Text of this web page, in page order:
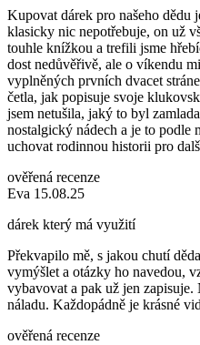
Kupovat dárek pro našeho dědu
klasicky nic nepotřebuje, on už
touhle knížkou a trefili jsme
dost nedůvěřivě, ale o víkendu
vyplněných prvních dvacet
četla, jak popisuje svoje
jsem netušila, jaký to byl
nostalgický nádech a je to podle
uchovat rodinnou historii pro
ověřená recenze
Eva 15.08.25
dárek který má využití
Překvapilo mě, s jakou chutí
vymýšlet a otázky ho navedou,
vybavovat a pak už jen
náladu. Každopádně je krásné
ověřená recenze